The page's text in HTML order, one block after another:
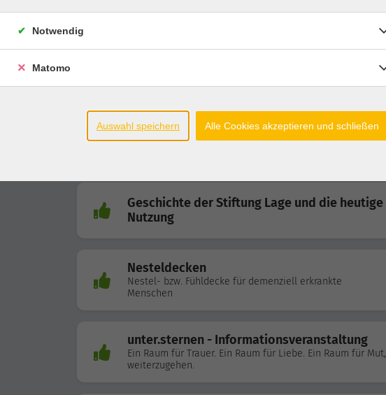
Online-Vortrag
Demenz - was nun?
Geschichte der Stiftung Lage und die heutige
Nutzung
Nesteldecken
Nestel- bzw. Fühldecke für demenziell erkrankte
Menschen
unter.sternen - Informationsveranstaltung
Ein Raum für Trauer. Ein Raum für Liebe. Ein Raum für Mut,
weiterzugehen.
Notwendig
Matomo
Auswahl speichern Alle Cookies akzeptieren und schließen